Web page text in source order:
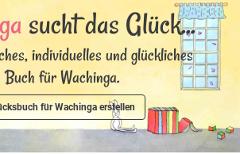
sucht das Glück...
individuelles und glückliches
Buch für Wachinga.
für Wachinga erstellen